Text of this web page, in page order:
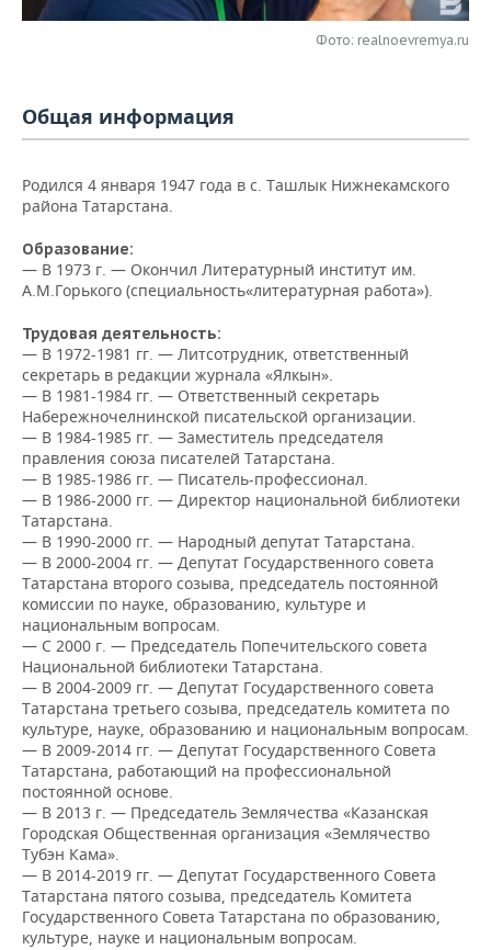
НЕФТЕХИМИЯ
ОПК
УСЛУГИ
МЕДИА
ТЕЛЕКОММУНИКАЦИИ
ВЫЕЗДНАЯ РЕДАКЦИЯ
БИЗНЕС-БРАНЧИ
ONLINE-КОНФЕРЕНЦИИ
ОТКРЫТАЯ ЛЕКЦИЯ
НОВОСТИ СПОРТА
ФУТБОЛ
ХОККЕЙ
БАСКЕТБОЛ
ВОЛЕЙБОЛ
КИБЕРСПОРТ
ФИГУРНОЕ КАТАНИЕ
ВОДНЫЕ ВИДЫ СПОРТА
ХОККЕЙ С МЯЧОМ
ОБЩЕСТВО
НОВОСТИ ОБЩЕСТВА
ВЛАСТЬ
ИНФРАСТРУКТУРА
ИСТОРИЯ
КУЛЬТУРА
МЕДИЦИНА
ОБРАЗОВАНИЕ
ПРОИСШЕСТВИЯ
ФОТОГАЛЕРЕЯ
СЮЖЕТЫ
СПРАВОЧНИК
СПИСОК ПЕРСОН
СПИСОК КОМПАНИЙ
ПОЛНАЯ ВЕРСИЯ
Фото: realnoevremya.ru
Общая информация
Родился 4 января 1947 года в с. Ташлык Нижнекамского
района Татарстана.
Образование:
— В 1973 г. — Окончил Литературный институт им.
А.М.Горького (специальность«литературная работа»).
Трудовая деятельность:
— В 1972-1981 гг. — Литсотрудник, ответственный
секретарь в редакции журнала «Ялкын».
— В 1981-1984 гг. — Ответственный секретарь
Набережночелнинской писательской организации.
— В 1984-1985 гг. — Заместитель председателя
правления союза писателей Татарстана.
— В 1985-1986 гг. — Писатель-профессионал.
— В 1986-2000 гг. — Директор национальной библиотеки
Татарстана.
— В 1990-2000 гг. — Народный депутат Татарстана.
— В 2000-2004 гг. — Депутат Государственного совета
Татарстана второго созыва, председатель постоянной
комиссии по науке, образованию, культуре и
национальным вопросам.
— С 2000 г. — Председатель Попечительского совета
Национальной библиотеки Татарстана.
— В 2004-2009 гг. — Депутат Государственного совета
Татарстана третьего созыва, председатель комитета по
культуре, науке, образованию и национальным вопросам.
— В 2009-2014 гг. — Депутат Государственного Совета
Татарстана, работающий на профессиональной
постоянной основе.
— В 2013 г. — Председатель Землячества «Казанская
Городская Общественная организация «Землячество
Тубэн Кама».
— В 2014-2019 гг. — Депутат Государственного Совета
Татарстана пятого созыва, председатель Комитета
Государственного Совета Татарстана по образованию,
культуре, науке и национальным вопросам.